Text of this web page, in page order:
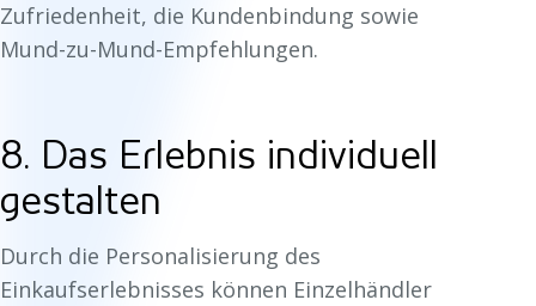
Zufriedenheit, die Kundenbindung sowie
Mund-zu-Mund-Empfehlungen.
8. Das Erlebnis individuell
gestalten
Durch die Personalisierung des
Einkaufserlebnisses können Einzelhändler